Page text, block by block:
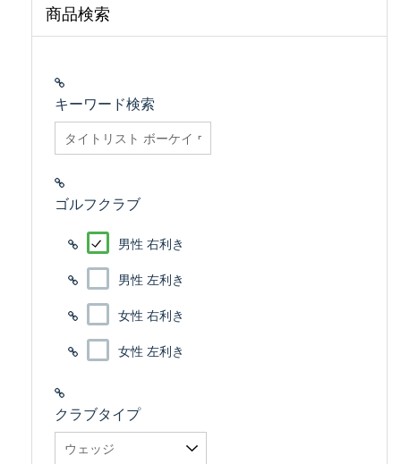
商品検索
キーワード検索
searchfilter_pro
ゴルフクラブ
男性 右利き
男性 左利き
女性 右利き
女性 左利き
クラブタイプ